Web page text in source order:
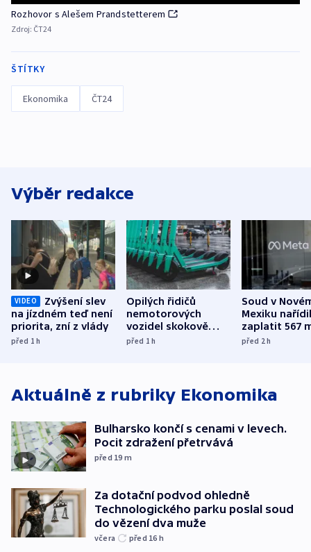
Rozhovor s Alešem Prandstetterem
Zdroj: ČT24
ŠTÍTKY
Ekonomika ČT24
Výběr redakce
VIDEO
Zvýšení slev
na jízdném teď není
priorita, zní z vlády
před 1h
Opilých řidičů
nemotorových
vozidel skokově
přibylo, nejvíc ve
před 1h
Soud v
Mexiku
zaplatit 567
dolarů kvůli
před 2h
Aktuálně z rubriky Ekonomika
Bulharsko končí s cenami v levech.
Pocit zdražení přetrvává
před 19 m
Za dotační podvod ohledně
Technologického parku poslal soud
do vězení dva muže
včera před 16 h